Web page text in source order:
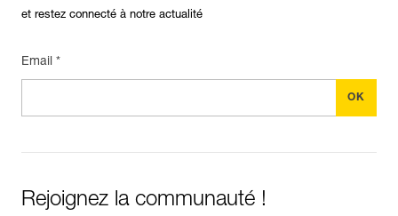
et restez connecté à notre actualité
Email *
Rejoignez la communauté !